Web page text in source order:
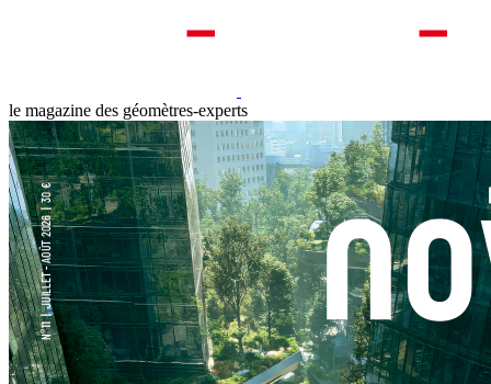
le magazine des géomètres-experts